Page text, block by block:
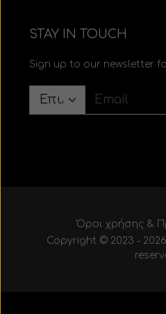
STAY IN TOUCH
Sign up to our newsletter
Όροι χρήσης &
Copyright © 2023 -